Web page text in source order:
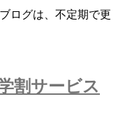
ログは、不定期で更
割サービス